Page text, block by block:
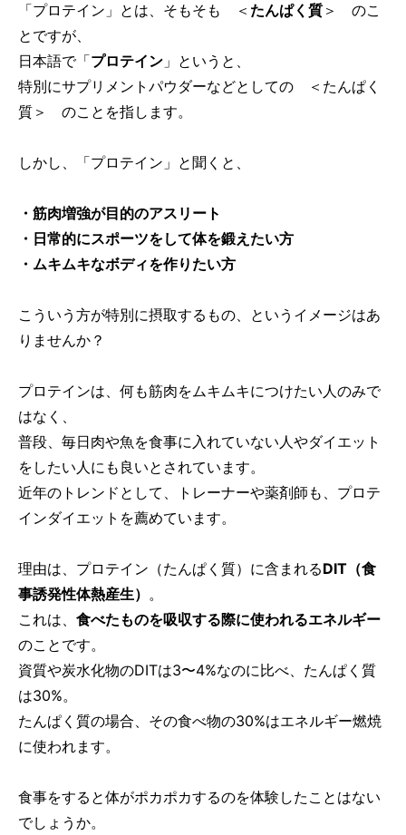
「プロテイン」とは、そもそも ＜ たんぱく質 ＞ のこ
とですが、
日本語で「プロテイン 」というと、
特別にサプリメントパウダーなどとしての ＜たんぱく
質＞ のことを指します。
しかし、「プロテイン」と聞くと、
・筋肉増強が目的のアスリート
・日常的にスポーツをして体を鍛えたい方
・ムキムキなボディを作りたい方
こういう方が特別に摂取するもの、というイメージはあ
りませんか？
プロテインは、何も筋肉をムキムキにつけたい人のみで
はなく、
普段、毎日肉や魚を食事に入れていない人やダイエット
をしたい人にも良いとされています。
近年のトレンドとして、トレーナーや薬剤師も、プロテ
インダイエットを薦めています。
理由は、プロテイン（たんぱく質）に含まれるDIT（食
事誘発性体熱産生） 。
これは、 食べたものを吸収する際に使われるエネルギー
のことです。
資質や炭水化物のDITは3〜4%なのに比べ、たんぱく質
は30%。
たんぱく質の場合、その食べ物の30%はエネルギー燃焼
に使われます。
食事をすると体がポカポカするのを体験したことはない
でしょうか。